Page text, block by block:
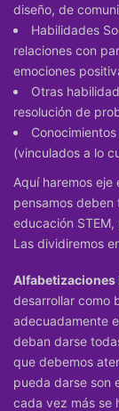
diseño, de
Habilidades
relaciones con
emociones
Otras
resolución de
(vinculados a lo
Aquí haremos eje
pensamos
educación
Las dividiremos
Alfabetizaciones
desarrollar como
adecuadamente
deban darse
que debemos
pueda darse son
cada vez más se